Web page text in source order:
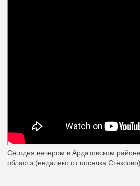
Сегодня вечером в Ардатовском
области (недалеко от поселка